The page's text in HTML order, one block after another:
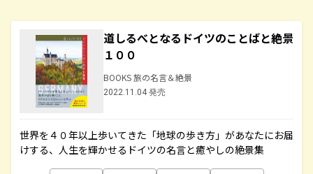
道しるべとなるドイツのことばと絶景
１００
BOOKS 旅の名言＆絶景
2022.11.04 発売
世界を４０年以上歩いてきた「地球の歩き方」があなたにお届
けする、人生を輝かせるドイツの名言と癒やしの絶景集